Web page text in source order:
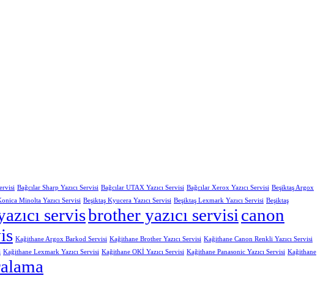
Bağcılar Sharp Yazıcı Servisi Bağcılar UTAX Yazıcı Servisi Bağcılar Xerox Yazıcı Servisi Beşiktaş Argox
Minolta Yazıcı Servisi Beşiktaş Kyucera Yazıcı Servisi Beşiktaş Lexmark Yazıcı Servisi Beşiktaş
servisbrother yazıcı servisi canon
Kağithane Argox Barkod Servisi Kağithane Brother Yazıcı Servisi Kağithane Canon Renkli Yazıcı Servisi
Kağithane Lexmark Yazıcı Servisi Kağithane OKİ Yazıcı Servisi Kağithane Panasonic Yazıcı Servisi Kağithane